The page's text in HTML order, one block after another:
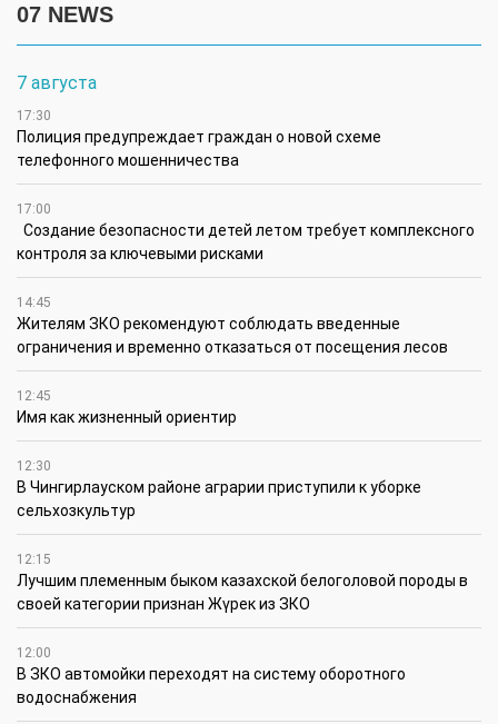
07 NEWS
7 августа
17:30
Полиция предупреждает граждан о новой схеме
телефонного мошенничества
17:00
Создание безопасности детей летом требует комплексного
контроля за ключевыми рисками
14:45
Жителям ЗКО рекомендуют соблюдать введенные
ограничения и временно отказаться от посещения лесов
12:45
Имя как жизненный ориентир
12:30
В Чингирлауском районе аграрии приступили к уборке
сельхозкультур
12:15
Лучшим племенным быком казахской белоголовой породы в
своей категории признан Жүрек из ЗКО
12:00
В ЗКО автомойки переходят на систему оборотного
водоснабжения